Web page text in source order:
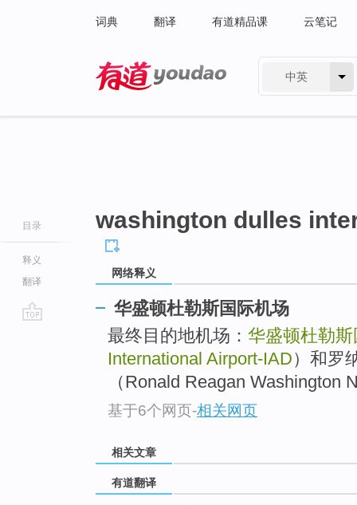
词典 翻译 有道精品课 云笔记
中英
目录
释义
翻译
washington dulles
网络释义
华盛顿杜勒斯国际机场
最终目的地机场： 华盛顿杜勒
International Airport-IAD）和罗
（Ronald Reagan Washington
基于6个网页-相关网页
相关文章
有道翻译